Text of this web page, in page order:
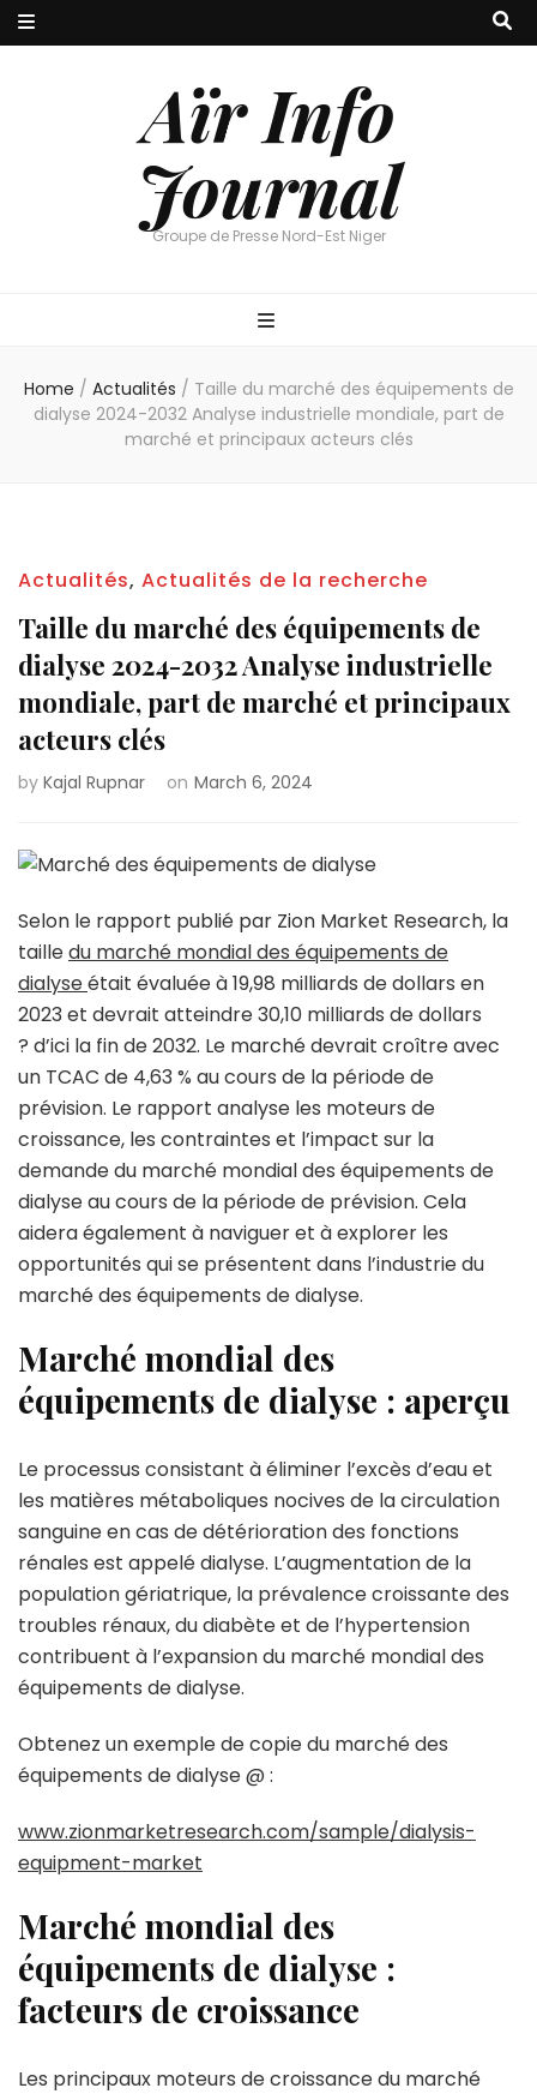
Aïr Info
Journal
Groupe de Presse Nord-Est Niger
Home / Actualités / Taille du marché des équipements de
dialyse 2024-2032 Analyse industrielle mondiale, part de
marché et principaux acteurs clés
Actualités, Actualités de la recherche
Taille du marché des équipements de
dialyse 2024-2032 Analyse industrielle
mondiale, part de marché et principaux
acteurs clés
by Kajal Rupnar on March 6, 2024
Selon le rapport publié par Zion Market Research, la
tailledu marché mondial des équipements de
dialyseétait évaluée à 19,98 milliards de dollars en
2023 et devrait atteindre 30,10 milliards de dollars
? d’ici la fin de 2032. Le marché devrait croître avec
un TCAC de 4,63 % au cours de la période de
prévision. Le rapport analyse les moteurs de
croissance, les contraintes et l’impact sur la
demande du marché mondial des équipements de
dialyse au cours de la période de prévision. Cela
aidera également à naviguer et à explorer les
opportunités qui se présentent dans l’industrie du
marché des équipements de dialyse.
Marché mondial des
équipements de dialyse : aperçu
Le processus consistant à éliminer l’excès d’eau et
les matières métaboliques nocives de la circulation
sanguine en cas de détérioration des fonctions
rénales est appelé dialyse. L’augmentation de la
population gériatrique, la prévalence croissante des
troubles rénaux, du diabète et de l’hypertension
contribuent à l’expansion du marché mondial des
équipements de dialyse.
Obtenez un exemple de copie du marché des
équipements de dialyse @ :
www.zionmarketresearch.com/sample/dialysis-
equipment-market
Marché mondial des
équipements de dialyse :
facteurs de croissance
Les principaux moteurs de croissance du marché